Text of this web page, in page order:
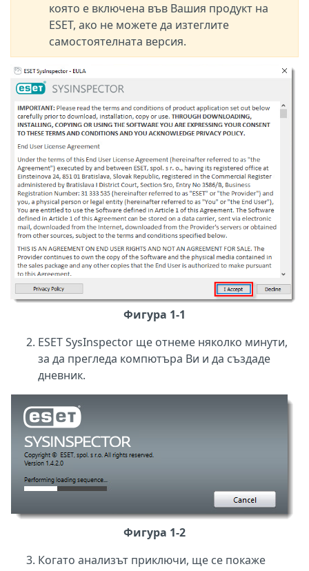
която е включена във Вашия продукт на
ESET, ако не можете да изтеглите
самостоятелната версия.
Фигура 1-1
ESET SysInspector ще отнеме няколко минути,
за да прегледа компютъра Ви и да създаде
дневник.
Фигура 1-2
Когато анализът приключи, ще се покаже